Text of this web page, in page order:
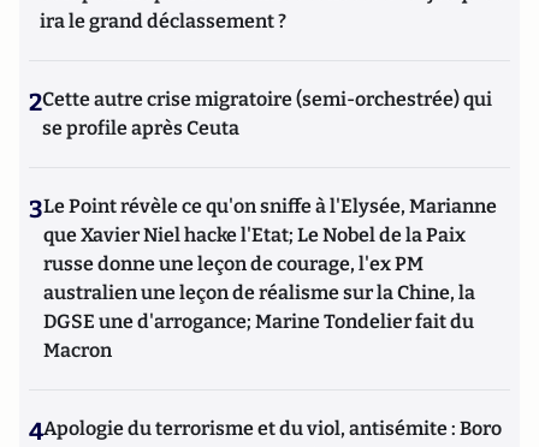
ira le grand déclassement ?
2Cette autre crise migratoire (semi-orchestrée) qui
se profile après Ceuta
3Le Point révèle ce qu'on sniffe à l'Elysée, Marianne
que Xavier Niel hacke l'Etat; Le Nobel de la Paix
russe donne une leçon de courage, l'ex PM
australien une leçon de réalisme sur la Chine, la
DGSE une d'arrogance; Marine Tondelier fait du
Macron
4Apologie du terrorisme et du viol, antisémite : Boro